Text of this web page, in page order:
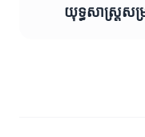
យុទ្ធសាស្ត្រស